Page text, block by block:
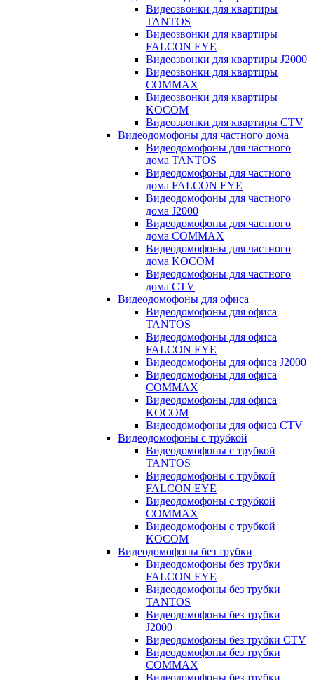
Видеозвонки для квартиры
TANTOS
Видеозвонки для квартиры
FALCON EYE
Видеозвонки для квартиры J2000
Видеозвонки для квартиры
COMMAX
Видеозвонки для квартиры
KOCOM
Видеозвонки для квартиры CTV
Видеодомофоны для частного дома
Видеодомофоны для частного
дома TANTOS
Видеодомофоны для частного
дома FALCON EYE
Видеодомофоны для частного
дома J2000
Видеодомофоны для частного
дома COMMAX
Видеодомофоны для частного
дома KOCOM
Видеодомофоны для частного
дома CTV
Видеодомофоны для офиса
Видеодомофоны для офиса
TANTOS
Видеодомофоны для офиса
FALCON EYE
Видеодомофоны для офиса J2000
Видеодомофоны для офиса
COMMAX
Видеодомофоны для офиса
KOCOM
Видеодомофоны для офиса CTV
Видеодомофоны с трубкой
Видеодомофоны с трубкой
TANTOS
Видеодомофоны с трубкой
FALCON EYE
Видеодомофоны с трубкой
COMMAX
Видеодомофоны с трубкой
KOCOM
Видеодомофоны без трубки
Видеодомофоны без трубки
FALCON EYE
Видеодомофоны без трубки
TANTOS
Видеодомофоны без трубки
J2000
Видеодомофоны без трубки CTV
Видеодомофоны без трубки
COMMAX
Видеодомофоны без трубки